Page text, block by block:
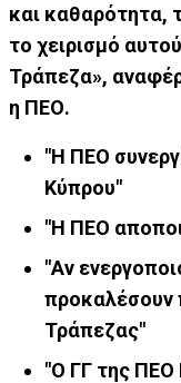
και καθαρότητα,
το χειρισμό
Τράπεζα»,
η ΠΕΟ.
"H ΠΕΟ
Κύπρου"
"Η ΠΕΟ
"Αν
προκαλέσουν
Τράπεζας"
"Ο ΓΓ της ΠΕΟ